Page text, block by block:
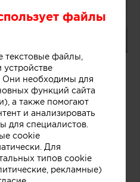
на выставку
посещением стендов
13.04.2019 (5
размещение в
файлы
текстовые файлы,
необходимы для
функций сайта
а также помогают
и анализировать
для специалистов.
cookie
Для
типов cookie
рекламные)